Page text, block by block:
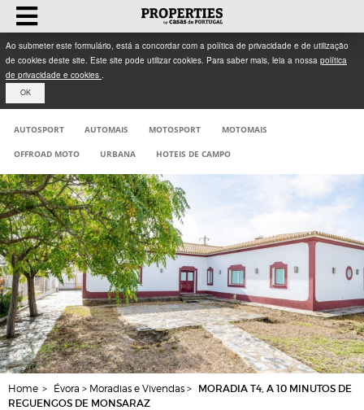
Ao submeter este formulário, está a concordar com a política de privacidade e de utilização
de cookies deste site. Este site pode utilizar cookies. Para saber mais, leia a nossa política
de privacidade e cookies .
OK
AUTOSPORT AUTOMAIS MOTOSPORT MOTOMAIS
OFFROAD MOTO URBANA HOTEIS DE CAMPO
Home > Évora > Moradias e Vivendas > MORADIA T4, A 10 MINUTOS DE
REGUENGOS DE MONSARAZ